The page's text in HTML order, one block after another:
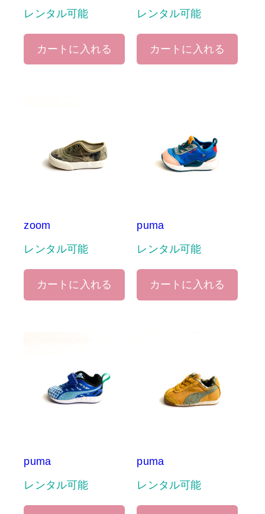
レンタル可能
カートに入れる
レンタル可能
カートに入れる
zoom
レンタル可能
カートに入れる
puma
レンタル可能
カートに入れる
puma
レンタル可能
puma
レンタル可能